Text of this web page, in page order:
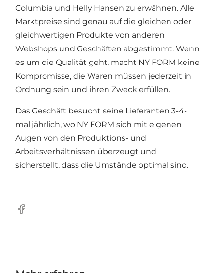
Columbia und Helly Hansen zu erwähnen. Alle
Marktpreise sind genau auf die gleichen oder
gleichwertigen Produkte von anderen
Webshops und Geschäften abgestimmt. Wenn
es um die Qualität geht, macht NY FORM keine
Kompromisse, die Waren müssen jederzeit in
Ordnung sein und ihren Zweck erfüllen.
Das Geschäft besucht seine Lieferanten 3-4-
mal jährlich, wo NY FORM sich mit eigenen
Augen von den Produktions- und
Arbeitsverhältnissen überzeugt und
sicherstellt, dass die Umstände optimal sind.
Facebook